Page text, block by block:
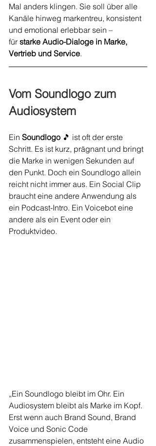
Mal anders klingen. Sie soll über alle
Kanäle hinweg markentreu, konsistent
und emotional erlebbar sein –
für starke Audio-Dialoge in Marke,
Vertrieb und Service.
Vom Soundlogo zum
Audiosystem
Ein Soundlogo 🎵 ist oft der erste
Schritt. Es ist kurz, prägnant und bringt
die Marke in wenigen Sekunden auf
den Punkt. Doch ein Soundlogo allein
reicht nicht immer aus. Ein Social Clip
braucht eine andere Anwendung als
ein Podcast-Intro. Ein Voicebot eine
andere als ein Event oder ein
Produktvideo.
„Ein Soundlogo bleibt im Ohr. Ein
Audiosystem bleibt als Marke im Kopf.
Erst wenn auch Brand Sound, Brand
Voice und Sonic Code
zusammenspielen, entsteht eine Audio